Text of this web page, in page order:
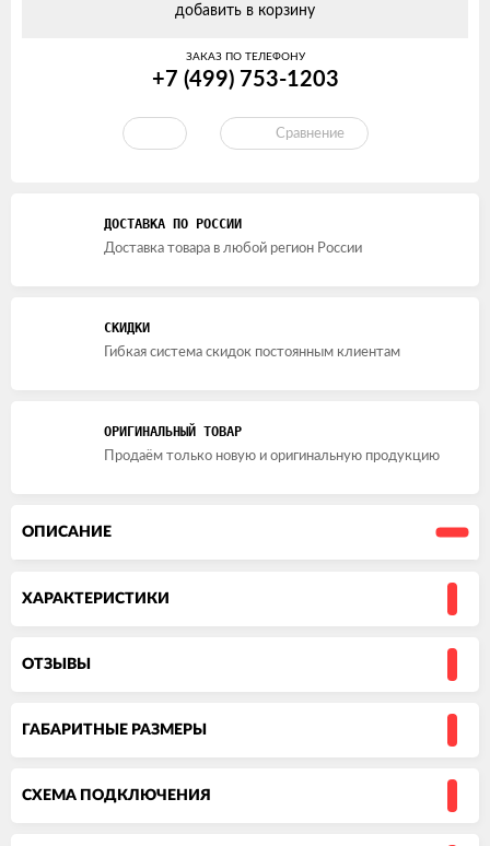
добавить в корзину
ЗАКАЗ ПО ТЕЛЕФОНУ
+7 (499) 753-1203
Сравнение
ДОСТАВКА ПО РОССИИ
Доставка товара в любой регион России
СКИДКИ
Гибкая система скидок постоянным клиентам
ОРИГИНАЛЬНЫЙ ТОВАР
Продаём только новую и оригинальную продукцию
ОПИСАНИЕ
ХАРАКТЕРИСТИКИ
ОТЗЫВЫ
ГАБАРИТНЫЕ РАЗМЕРЫ
СХЕМА ПОДКЛЮЧЕНИЯ